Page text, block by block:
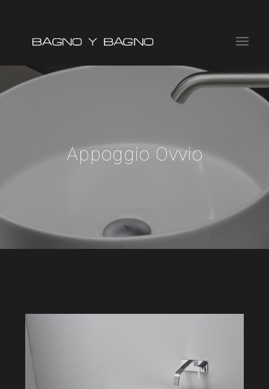
Appoggio Ovvio